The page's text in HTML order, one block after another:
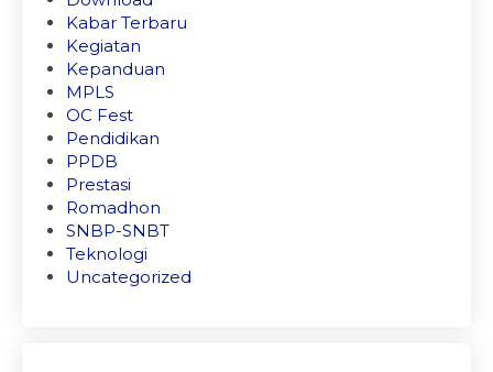
Kabar Terbaru
Kegiatan
Kepanduan
MPLS
OC Fest
Pendidikan
PPDB
Prestasi
Romadhon
SNBP-SNBT
Teknologi
Uncategorized